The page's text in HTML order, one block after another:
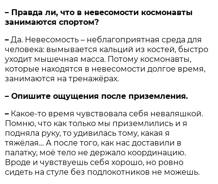
– Правда ли, что в невесомости космонавты
занимаются спортом?
– Да. Невесомость – неблагоприятная среда для
человека: вымывается кальций из костей, быстро
уходит мышечная масса. Потому космонавты,
которые находятся в невесомости долгое время,
занимаются на тренажёрах.
– Опишите ощущения после приземления.
– Какое-то время чувствовала себя неваляшкой.
Помню, что как только мы приземлились и я
подняла руку, то удивилась тому, какая я
тяжёлая… А после того, как нас доставили в
палатку, моё тело не держало координацию.
Вроде и чувствуешь себя хорошо, но ровно
сидеть на стуле без подлокотников не можешь.